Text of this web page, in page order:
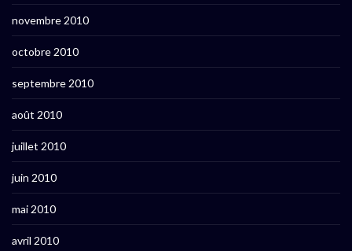
novembre 2010
octobre 2010
septembre 2010
août 2010
juillet 2010
juin 2010
mai 2010
avril 2010